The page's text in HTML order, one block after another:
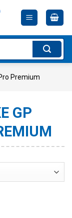
Premium
GP